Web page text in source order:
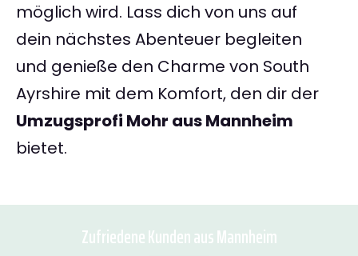
möglich wird. Lass dich von uns auf
dein nächstes Abenteuer begleiten
und genieße den Charme von South
Ayrshire mit dem Komfort, den dir der
Umzugsprofi Mohr aus Mannheim
bietet.
Zufriedene Kunden aus Mannheim